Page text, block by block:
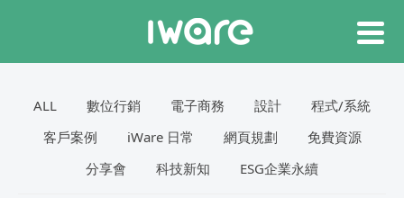
ALL 數位行銷 電子商務 設計
程式/系統
客戶案例
iWare 日常 網頁規劃
免費資源
分享會
科技新知 ESG企業永續